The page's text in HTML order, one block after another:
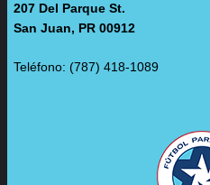
207 Del Parque St.
San Juan, PR 00912
Teléfono: (787) 418-1089